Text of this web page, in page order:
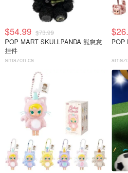
$54.99 $73.99
POP MART SKULLPANDA 熊怠怠
挂件
amazon.ca
POP